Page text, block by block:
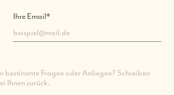
Pflichtfeld
Ihre Email*